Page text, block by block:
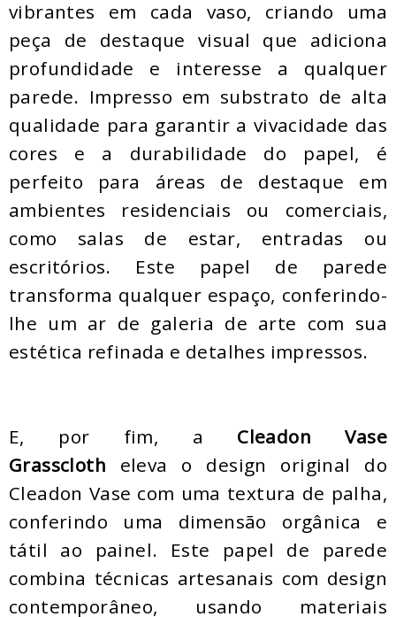
vibrantes em cada vaso, criando uma
peça de destaque visual que adiciona
profundidade e interesse a qualquer
parede. Impresso em substrato de alta
qualidade para garantir a vivacidade das
cores e a durabilidade do papel, é
perfeito para áreas de destaque em
ambientes residenciais ou comerciais,
como salas de estar, entradas ou
escritórios. Este papel de parede
transforma qualquer espaço, conferindo-
lhe um ar de galeria de arte com sua
estética refinada e detalhes impressos.
E, por fim, a Cleadon Vase
Grasscloth eleva o design original do
Cleadon Vase com uma textura de palha,
conferindo uma dimensão orgânica e
tátil ao painel. Este papel de parede
combina técnicas artesanais com design
contemporâneo, usando materiais